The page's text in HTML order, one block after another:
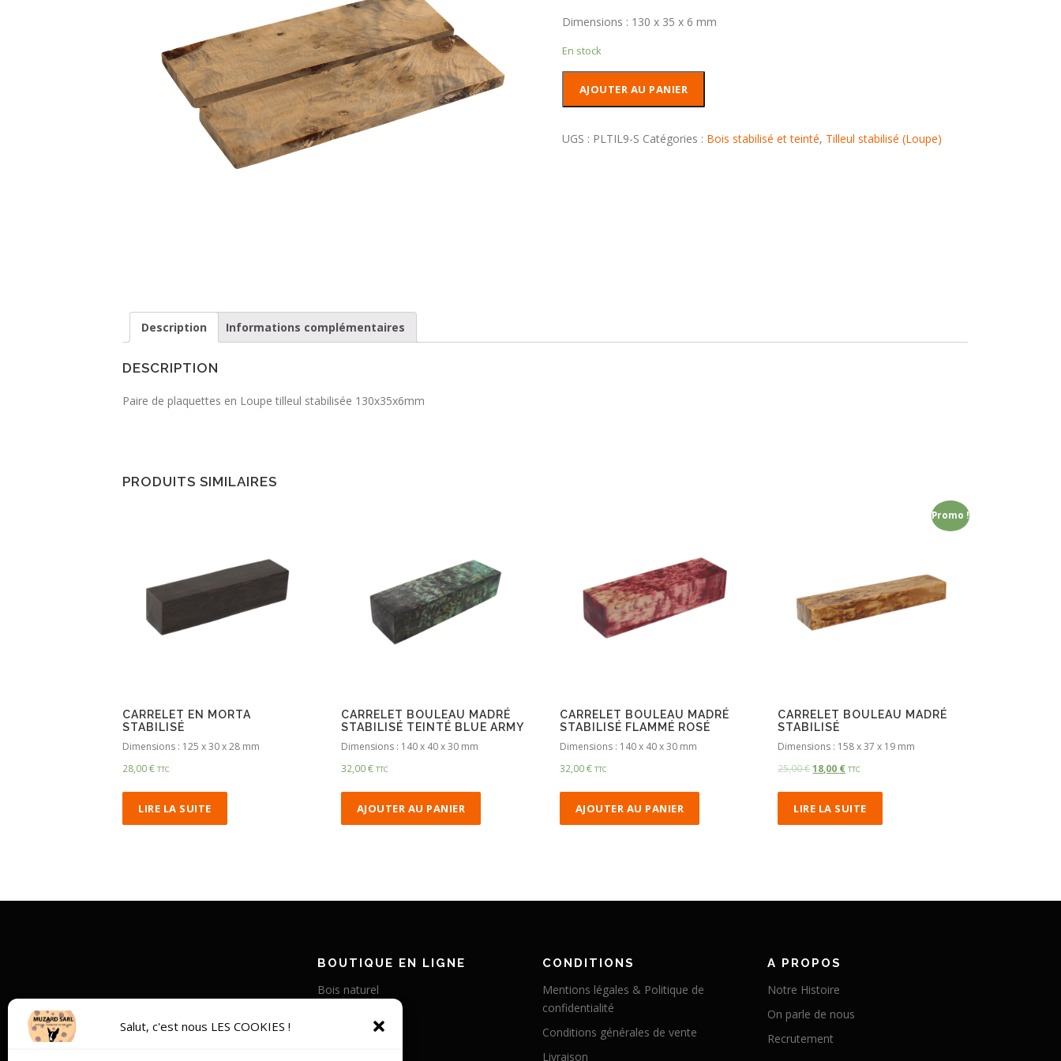
Salut, c'est nous LES COOKIES !
Dimensions : 130 x 35 x 6 mm
En stock
Loupe
AJOUTER AU PANIER
UGS : PLTIL9-S Catégories : Bois stabilisé et teinté, Tilleul stabilisé (Loupe)
Description Informations complémentaires
DESCRIPTION
Paire de plaquettes en Loupe tilleul stabilisée 130x35x6mm
PRODUITS SIMILAIRES
CARRELET EN MORTA
STABILISÉ
Dimensions : 125 x 30 x 28 mm
28,00€ TTC
LIRE LA SUITE
CARRELET BOULEAU MADRÉ
STABILISÉ TEINTÉ BLUE ARMY
Dimensions : 140 x 40 x 30 mm
32,00€ TTC
AJOUTER AU PANIER
CARRELET BOULEAU MADRÉ
STABILISÉ FLAMMÉ ROSÉ
Dimensions : 140 x 40 x 30 mm
32,00€ TTC
AJOUTER AU PANIER
Promo !
CARRELET BOULEAU MADRÉ
STABILISÉ
Dimensions : 158 x 37 x 19 mm
25,00€18,00 € TTC
LIRE LA SUITE
BOUTIQUE EN LIGNE
Bois naturel
CONDITIONS
Mentions légales & Politique de
confidentialité
Conditions générales de vente
Livraison
A PROPOS
Notre Histoire
On parle de nous
Recrutement